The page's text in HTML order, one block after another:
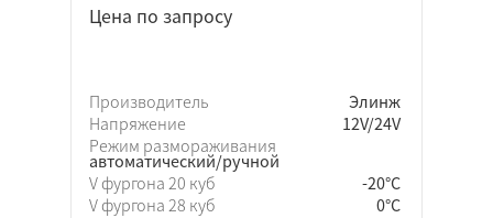
Цена по запросу
Производитель
Элинж
Напряжение
12V/24V
Режим размораживания
автоматический/ручной
V фургона 20 куб
-20°C
V фургона 28 куб
0°C